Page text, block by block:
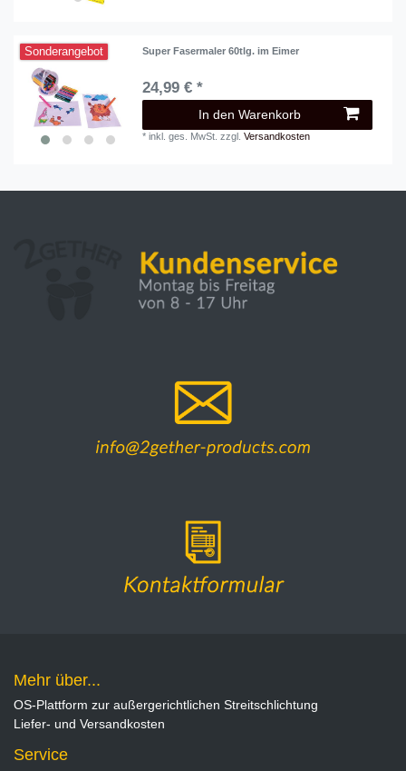
Sonderangebot Super Fasermaler 60tlg. im Eimer
24,99 € *
In den Warenkorb
*inkl. ges. MwSt. zzgl.Versandkosten
Mehr über...
OS-Plattform zur außergerichtlichen Streitschlichtung
Liefer- und Versandkosten
Service